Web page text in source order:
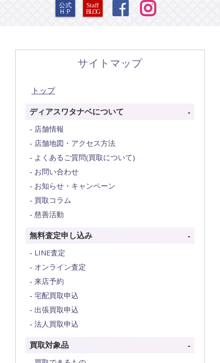
公式
ＨＰ
Staff
BLOG
 
サイトマップ
トップ
ディアスワタナベについて
店舗情報
店舗地図・アクセス方法
よくあるご質問(買取について)
お問い合わせ
お知らせ・キャンペーン
買取コラム
慈善活動
無料査定申し込み
LINE査定
オンライン査定
来店予約
宅配買取申込
出張買取申込
法人買取申込
買取対象品